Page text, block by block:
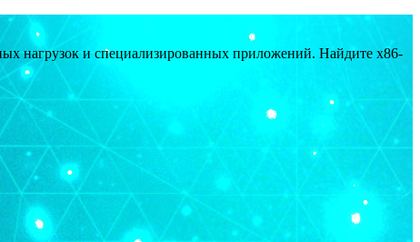
нагрузок и специализированных приложений. Найдите x86-